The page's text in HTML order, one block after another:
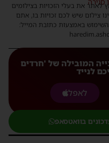
לאתר את בעלי הזכויות בצילומים
צילום שיש לכם זכויות בו, אתם
באמצעות כתובת המייל:
המובילה של 'חרדים
לנייד
לאפל
בוואטסאפ